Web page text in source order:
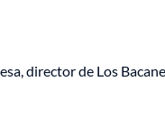
director de Los